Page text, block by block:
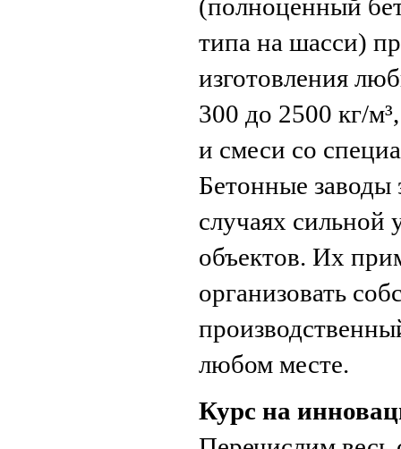
(полноценный
типа на шасси)
изготовления
300 до 2500 кг/
и смеси со
Бетонные заводы
случаях сильной
объектов. Их
организовать
любом месте.
Курс на